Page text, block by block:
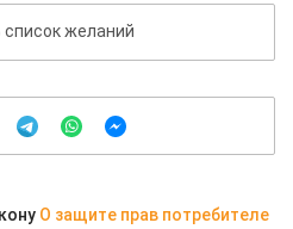
список желаний
О защите прав потребителе